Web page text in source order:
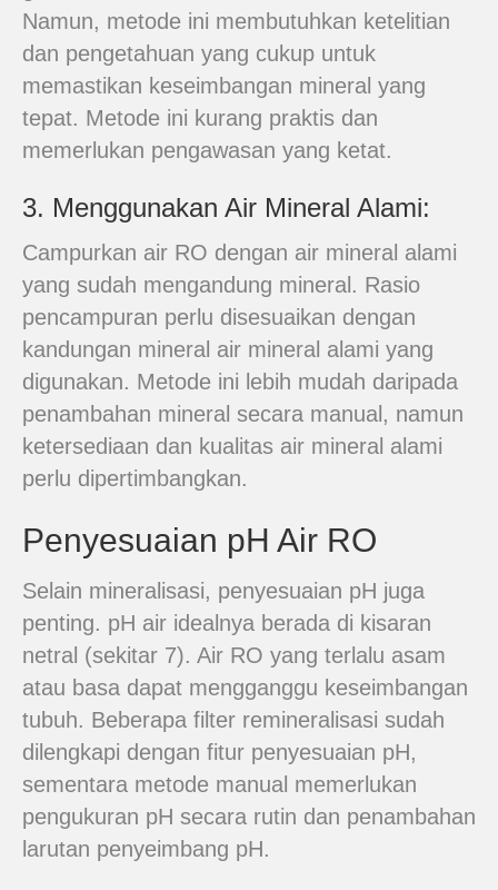
Namun, metode ini membutuhkan ketelitian
dan pengetahuan yang cukup untuk
memastikan keseimbangan mineral yang
tepat. Metode ini kurang praktis dan
memerlukan pengawasan yang ketat.
3. Menggunakan Air Mineral Alami:
Campurkan air RO dengan air mineral alami
yang sudah mengandung mineral. Rasio
pencampuran perlu disesuaikan dengan
kandungan mineral air mineral alami yang
digunakan. Metode ini lebih mudah daripada
penambahan mineral secara manual, namun
ketersediaan dan kualitas air mineral alami
perlu dipertimbangkan.
Penyesuaian pH Air RO
Selain mineralisasi, penyesuaian pH juga
penting. pH air idealnya berada di kisaran
netral (sekitar 7). Air RO yang terlalu asam
atau basa dapat mengganggu keseimbangan
tubuh. Beberapa filter remineralisasi sudah
dilengkapi dengan fitur penyesuaian pH,
sementara metode manual memerlukan
pengukuran pH secara rutin dan penambahan
larutan penyeimbang pH.